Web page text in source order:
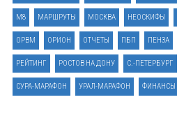
М8 МАРШРУТЫ МОСКВА НЕОСКИФЫ
ОРВМ ОРИОН ОТЧЕТЫ ПБП ПЕНЗА
РЕЙТИНГ РОСТОВ НА ДОНУ С.-ПЕТЕРБУРГ
СУРА-МАРАФОН УРАЛ-МАРАФОН ФИНАНСЫ